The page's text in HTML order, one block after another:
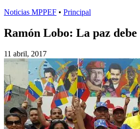
Noticias MPPEF • Principal
Ramón Lobo: La paz
11 abril, 2017